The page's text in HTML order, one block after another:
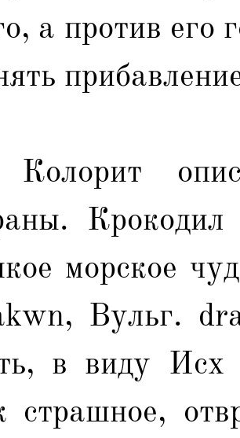
а против его
Крокодил
морское
Вульг.
в виду Исх
страшное,